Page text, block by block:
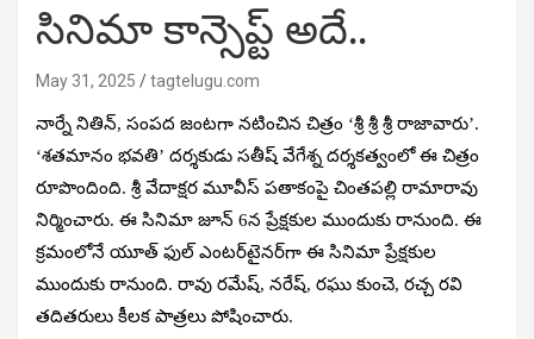
సినిమా కాన్సెప్ట్ అదే..
May 31, 2025 tagtelugu.com
నార్నే నితిన్, సంపద జంటగా నటించిన చిత్రం ‘శ్రీ శ్రీ శ్రీ రాజావారు’.
‘శతమానం భవతి’ దర్శకుడు సతీష్ వేగేశ్న దర్శకత్వంలో ఈ చిత్రం
రూపొందింది. శ్రీ వేదాక్షర మూవీస్ పతాకంపై చింతపల్లి రామారావు
నిర్మించారు. ఈ సినిమా జూన్ 6న ప్రేక్షకుల ముందుకు రానుంది. ఈ
క్రమంలోనే యూత్ ఫుల్ ఎంటర్‌టైనర్‌గా ఈ సినిమా ప్రేక్షకుల
ముందుకు రానుంది. రావు రమేష్, నరేష్, రఘు కుంచె, రచ్చ రవి
తదితరులు కీలక పాత్రలు పోషించారు.